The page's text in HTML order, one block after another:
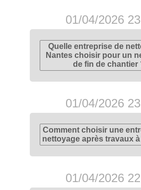
01/04/2026
Quelle entreprise de
Nantes choisir pour un
de fin de chantier
01/04/2026
Comment choisir une
nettoyage après travaux
01/04/2026